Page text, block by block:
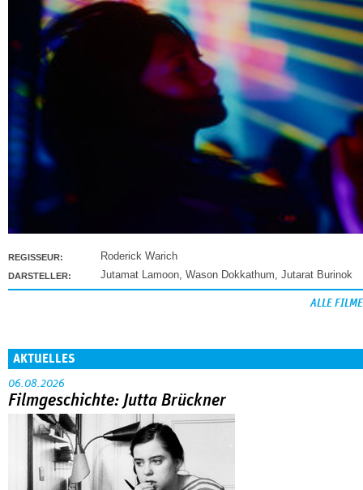
REGISSEUR: Roderick Warich
DARSTELLER: Jutamat Lamoon, Wason Dokkathum, Jutarat Burinok
ALLE FILME
AKTUELLES
06.08.2026
Filmgeschichte: Jutta Brückner